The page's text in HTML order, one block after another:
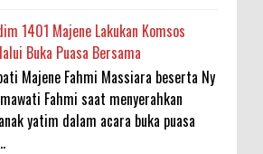
1401 Majene Lakukan Komsos
Buka Puasa Bersama
Majene Fahmi Massiara beserta Ny
Fahmi saat menyerahkan
yatim dalam acara buka puasa